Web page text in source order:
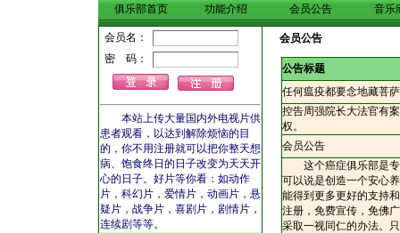
俱乐部首页 功能介绍 会员公告 音乐
本站上传大量国内外电视片供
患者观看，以达到解除烦恼的目
的，你不用注册就可以把你整天想
病、饱食终日的日子改变为天天开
心的日子。好片等你看：如动作
片，科幻片，爱情片，动画片，悬
疑片，战争片，喜剧片，剧情片，
连续剧等等。
会员公告
公告标题
任何瘟疫都要念地藏菩
控告周强院长大法官有
权。
会员公告
这个癌症俱乐部是专
可以说是创造一个安心
能得到更多更好的支持
注册，免费宣传，免佛
采取一视同仁的办法。